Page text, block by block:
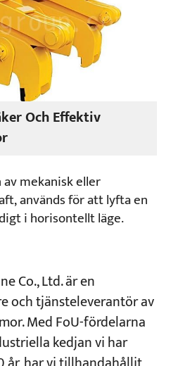
Och Effektiv
mekanisk eller
används för att lyfta en
i horisontellt läge.
Co., Ltd. är en
och tjänsteleverantör av
Med FoU-fördelarna
kedjan vi har